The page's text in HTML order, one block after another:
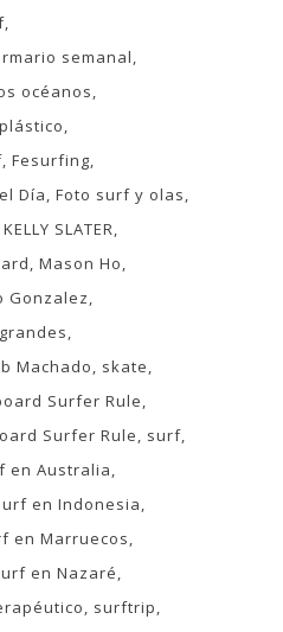
semanal
océanos
Fesurfing
Día Foto surf y olas
KELLY SLATER
Mason Ho
Gonzalez
Machado
skate
Surfer Rule
Surfer Rule
surf
en Australia
en Indonesia
en Marruecos
en Nazaré
surftrip